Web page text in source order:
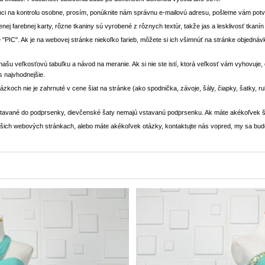
na kontrolu osobne, prosím, ponúknite nám správnu e-mailovú adresu, pošleme vám
farebnej karty, rôzne tkaniny sú vyrobené z rôznych textúr, takže jas a lesklivosť
Ak je na webovej stránke niekoľko farieb, môžete si ich všimnúť na stránke
veľkosťovú tabuľku a návod na meranie. Ak si nie ste istí, ktorá veľkosť vám
najvhodnejšie.
nie je zahrnuté v cene šiat na stránke (ako spodnička, závoje, šály, čiapky, šatky,
do podprsenky, dievčenské šaty nemajú vstavanú podprsenku. Ak máte akékoľvek
webových stránkach, alebo máte akékoľvek otázky, kontaktujte nás vopred, my sa